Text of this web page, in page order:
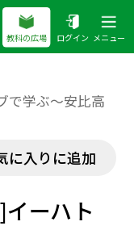
教科の広場 ログイン メニュー
で学ぶ～安比高
に入りに追加
ーハト